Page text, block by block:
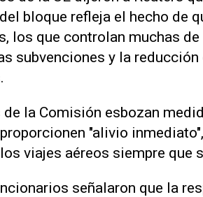
bloque refleja el hecho de
los que controlan muchas
subvenciones y la
de la Comisión esbozan
"alivio
viajes aéreos siempre que
señalaron que la